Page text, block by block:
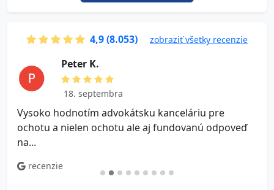
4,9 (8.053) zobraziť všetky recenzie
P e t e r K.
18. septembra
Vysoko hodnotím advokátsku kanceláriu pre
ochotu a nielen ochotu ale aj fundovanú odpoveď
na...
recenzie